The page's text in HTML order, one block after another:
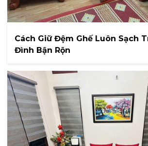
Cách Giữ Đệm Ghế Luôn Sạch
Đình Bận Rộn